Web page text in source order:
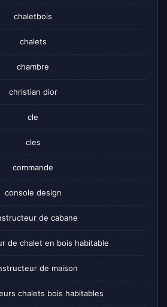
chaletbois
chalets
chambre
christian dior
cle
cles
commande
console design
de cabane
de chalet en bois habitable
de maison
chalets bois habitables